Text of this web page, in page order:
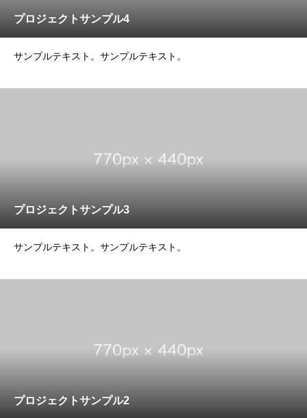
プロジェクトサンプル4
サンプルテキスト。サンプルテキスト。
プロジェクトサンプル3
サンプルテキスト。サンプルテキスト。
プロジェクトサンプル2